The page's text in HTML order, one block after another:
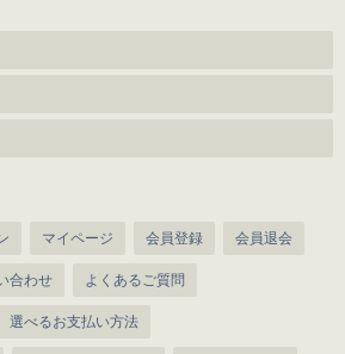
マイページ 会員登録 会員退会
合わせ よくあるご質問
選べるお支払い方法